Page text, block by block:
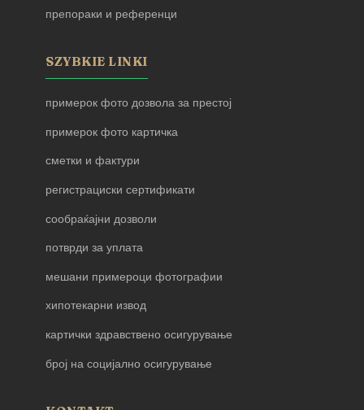
препораки и референци
SZYBKIE LINKI
примерок фото дозвола за престој
примерок фото картичка
сметки и фактури
регистрациски сертификати
сообраќајни дозволи
потврди за уплата
мешани примероци фотографии
хипотекарни извод
картички здравствено осигурување
број на социјално осигурување